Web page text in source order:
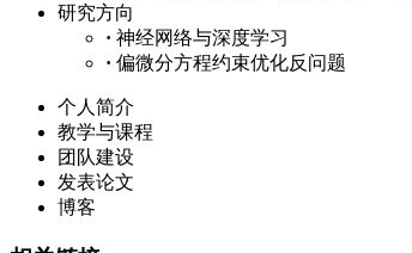
研究方向
· 神经网络与深度学习
· 偏微分方程约束优化反问题
个人简介
教学与课程
团队建设
发表论文
博客